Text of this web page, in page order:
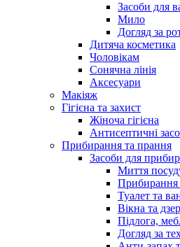
Засоби для
Мило
Догляд за
Дитяча косметика
Чоловікам
Сонячна лінія
Аксесуари
Макіяж
Гігієна та захист
Жіноча гігієна
Антисептичні
Прибирання та прання
Засоби для
Миття
Прибирання
Туалет та
Вікна та
Підлога,
Догляд за